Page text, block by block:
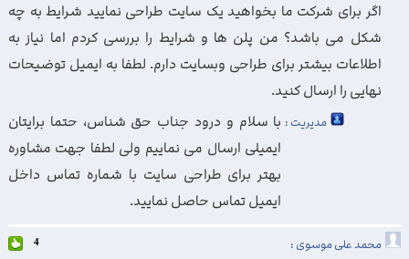
اگر برای شرکت ما بخواهید یک سایت طراحی نمایید شرایط به چه
شکل می باشد؟ من پلن ها و شرایط را بررسی کردم اما نیاز به
اطلاعات بیشتر برای طراحی وبسایت دارم. لطفا به ایمیل توضیحات
نهایی را ارسال کنید.
مدیریت : با سلام و درود جناب حق شناس، حتما برایتان
ایمیلی ارسال می نماییم ولی لطفا جهت مشاوره
بهتر برای طراحی سایت با شماره تماس داخل
ایمیل تماس حاصل نمایید.
محمد علی موسوی : 4